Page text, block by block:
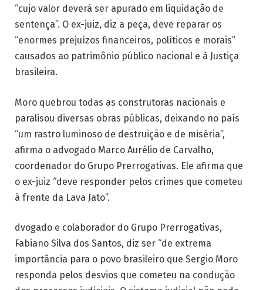
“cujo valor deverá ser apurado em liquidação de
sentença”. O ex-juiz, diz a peça, deve reparar os
“enormes prejuízos financeiros, políticos e morais”
causados ao patrimônio público nacional e à Justiça
brasileira.
Moro quebrou todas as construtoras nacionais e
paralisou diversas obras públicas, deixando no país
“um rastro luminoso de destruição e de miséria”,
afirma o advogado Marco Aurélio de Carvalho,
coordenador do Grupo Prerrogativas. Ele afirma que
o ex-juiz “deve responder pelos crimes que cometeu
à frente da Lava Jato”.
dvogado e colaborador do Grupo Prerrogativas,
Fabiano Silva dos Santos, diz ser “de extrema
importância para o povo brasileiro que Sergio Moro
responda pelos desvios que cometeu na condução